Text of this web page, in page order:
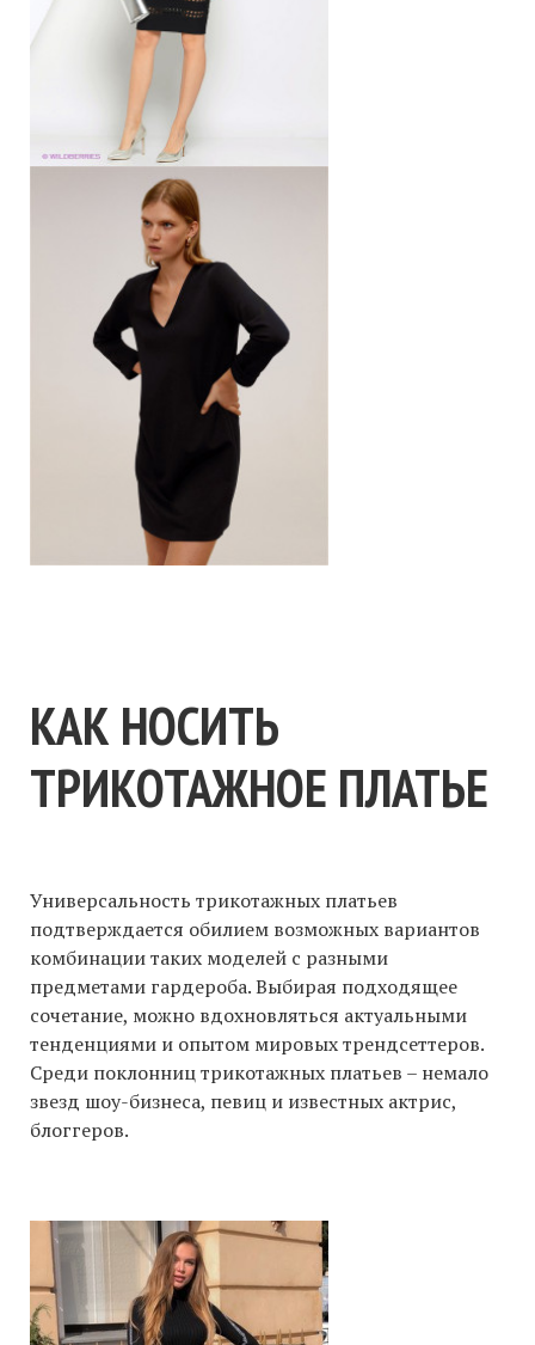
КАК НОСИТЬ
ТРИКОТАЖНОЕ ПЛАТЬЕ
Универсальность трикотажных платьев
подтверждается обилием возможных вариантов
комбинации таких моделей с разными
предметами гардероба. Выбирая подходящее
сочетание, можно вдохновляться актуальными
тенденциями и опытом мировых трендсеттеров.
Среди поклонниц трикотажных платьев – немало
звезд шоу-бизнеса, певиц и известных актрис,
блоггеров.